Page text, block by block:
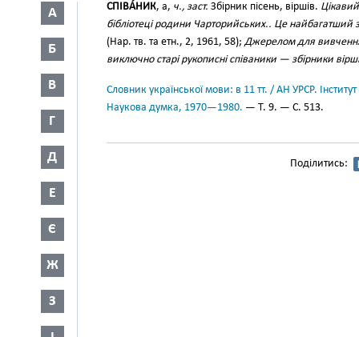
А
Б
В
Г
Д
Е
Є
Ж
З
СПІВА́НИК, а, ч., заст. Збірник пісень, віршів.
бібліотеці родини Чарторийських.. Це найбагатший
(Нар. тв. та етн., 2, 1961, 58);Джерелом для
виключно старі рукописні співаники — збірники
Словник української мови: в 11 тт. / АН УРСР.
Наукова думка, 1970—1980. — Т. 9. — С. 513.
Поділитись: